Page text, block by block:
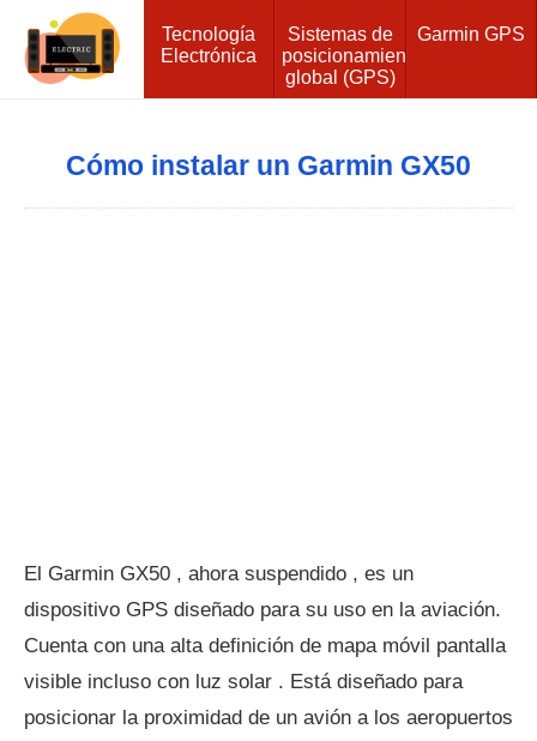
Tecnología
Electrónica
Sistemas de
posicionamiento
global (GPS)
Garmin GPS
Cómo instalar un Garmin GX50
El Garmin GX50 , ahora suspendido , es un
dispositivo GPS diseñado para su uso en la aviación.
Cuenta con una alta definición de mapa móvil pantalla
visible incluso con luz solar . Está diseñado para
posicionar la proximidad de un avión a los aeropuertos